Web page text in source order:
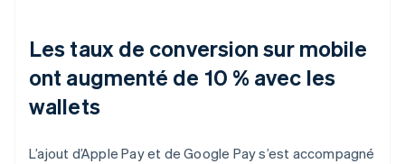
Les taux de conversion sur mobile
ont augmenté de 10 % avec les
wallets
L’ajout d’Apple Pay et de Google Pay s’est accompagné